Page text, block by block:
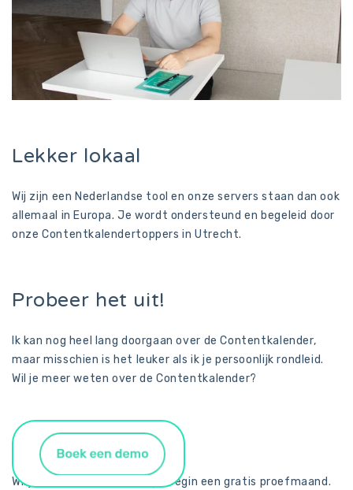
Lekker lokaal
Wij zijn een Nederlandse tool en onze servers staan dan ook
allemaal in Europa. Je wordt ondersteund en begeleid door
onze Contentkalendertoppers in Utrecht.
Probeer het uit!
Ik kan nog heel lang doorgaan over de Contentkalender,
maar misschien is het leuker als ik je persoonlijk rondleid.
Wil je meer weten over de Contentkalender?
Wil je liever direct aan slag? Begin een gratis proefmaand.